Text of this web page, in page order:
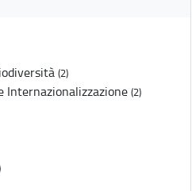
(2)
Internazionalizzazione (2)